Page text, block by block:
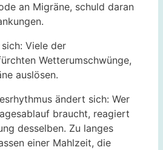
an Migräne, schuld daran
Viele der
Wetterumschwünge,
auslösen.
ändert sich: Wer
braucht, reagiert
desselben. Zu langes
einer Mahlzeit, die